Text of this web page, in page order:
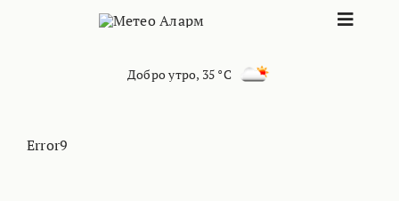
Toggle
Добро утро, 35 °C
Error9